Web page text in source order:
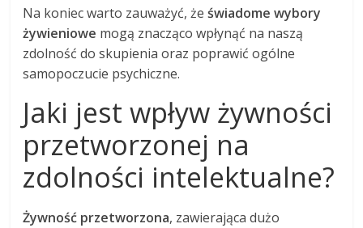
Na koniec warto zauważyć, żeświadome wybory
żywieniowe mogą znacząco wpłynąć na naszą
zdolność do skupienia oraz poprawić ogólne
samopoczucie psychiczne.
Jaki jest wpływ żywności
przetworzonej na
zdolności intelektualne?
Żywność przetworzona, zawierająca dużo